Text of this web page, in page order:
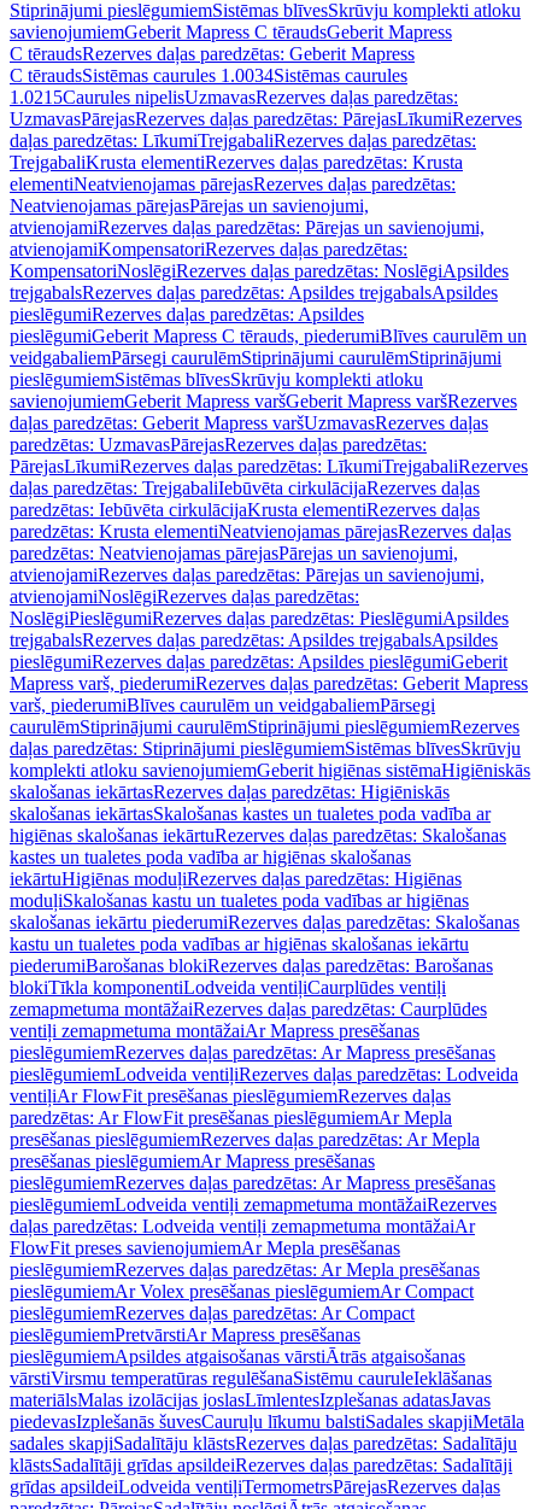
Stiprinājumi pieslēgumiemSistēmas blīvesSkrūvju komplekti atloku
savienojumiemGeberit Mapress C tēraudsGeberit Mapress
C tēraudsRezerves daļas paredzētas: Geberit Mapress
C tēraudsSistēmas caurules 1.0034Sistēmas caurules
1.0215Caurules nipelisUzmavasRezerves daļas paredzētas:
UzmavasPārejasRezerves daļas paredzētas: PārejasLīkumiRezerves
daļas paredzētas: LīkumiTrejgabaliRezerves daļas paredzētas:
TrejgabaliKrusta elementiRezerves daļas paredzētas: Krusta
elementiNeatvienojamas pārejasRezerves daļas paredzētas:
Neatvienojamas pārejasPārejas un savienojumi,
atvienojamiRezerves daļas paredzētas: Pārejas un savienojumi,
atvienojamiKompensatoriRezerves daļas paredzētas:
KompensatoriNoslēgiRezerves daļas paredzētas: NoslēgiApsildes
trejgabalsRezerves daļas paredzētas: Apsildes trejgabalsApsildes
pieslēgumiRezerves daļas paredzētas: Apsildes
pieslēgumiGeberit Mapress C tērauds, piederumiBlīves caurulēm un
veidgabaliemPārsegi caurulēmStiprinājumi caurulēmStiprinājumi
pieslēgumiemSistēmas blīvesSkrūvju komplekti atloku
savienojumiemGeberit Mapress varšGeberit Mapress varšRezerves
daļas paredzētas: Geberit Mapress varšUzmavasRezerves daļas
paredzētas: UzmavasPārejasRezerves daļas paredzētas:
PārejasLīkumiRezerves daļas paredzētas: LīkumiTrejgabaliRezerves
daļas paredzētas: TrejgabaliIebūvēta cirkulācijaRezerves daļas
paredzētas: Iebūvēta cirkulācijaKrusta elementiRezerves daļas
paredzētas: Krusta elementiNeatvienojamas pārejasRezerves daļas
paredzētas: Neatvienojamas pārejasPārejas un savienojumi,
atvienojamiRezerves daļas paredzētas: Pārejas un savienojumi,
atvienojamiNoslēgiRezerves daļas paredzētas:
NoslēgiPieslēgumiRezerves daļas paredzētas: PieslēgumiApsildes
trejgabalsRezerves daļas paredzētas: Apsildes trejgabalsApsildes
pieslēgumiRezerves daļas paredzētas: Apsildes pieslēgumiGeberit
Mapress varš, piederumiRezerves daļas paredzētas: Geberit Mapress
varš, piederumiBlīves caurulēm un veidgabaliemPārsegi
caurulēmStiprinājumi caurulēmStiprinājumi pieslēgumiemRezerves
daļas paredzētas: Stiprinājumi pieslēgumiemSistēmas blīvesSkrūvju
komplekti atloku savienojumiemGeberit higiēnas sistēmaHigiēniskās
skalošanas iekārtasRezerves daļas paredzētas: Higiēniskās
skalošanas iekārtasSkalošanas kastes un tualetes poda vadība ar
higiēnas skalošanas iekārtuRezerves daļas paredzētas: Skalošanas
kastes un tualetes poda vadība ar higiēnas skalošanas
iekārtuHigiēnas moduļiRezerves daļas paredzētas: Higiēnas
moduļiSkalošanas kastu un tualetes poda vadības ar higiēnas
skalošanas iekārtu piederumiRezerves daļas paredzētas: Skalošanas
kastu un tualetes poda vadības ar higiēnas skalošanas iekārtu
piederumiBarošanas blokiRezerves daļas paredzētas: Barošanas
blokiTīkla komponentiLodveida ventiļiCaurplūdes ventiļi
zemapmetuma montāžaiRezerves daļas paredzētas: Caurplūdes
ventiļi zemapmetuma montāžaiAr Mapress presēšanas
pieslēgumiemRezerves daļas paredzētas: Ar Mapress presēšanas
pieslēgumiemLodveida ventiļiRezerves daļas paredzētas: Lodveida
ventiļiAr FlowFit presēšanas pieslēgumiemRezerves daļas
paredzētas: Ar FlowFit presēšanas pieslēgumiemAr Mepla
presēšanas pieslēgumiemRezerves daļas paredzētas: Ar Mepla
presēšanas pieslēgumiemAr Mapress presēšanas
pieslēgumiemRezerves daļas paredzētas: Ar Mapress presēšanas
pieslēgumiemLodveida ventiļi zemapmetuma montāžaiRezerves
daļas paredzētas: Lodveida ventiļi zemapmetuma montāžaiAr
FlowFit preses savienojumiemAr Mepla presēšanas
pieslēgumiemRezerves daļas paredzētas: Ar Mepla presēšanas
pieslēgumiemAr Volex presēšanas pieslēgumiemAr Compact
pieslēgumiemRezerves daļas paredzētas: Ar Compact
pieslēgumiemPretvārstiAr Mapress presēšanas
pieslēgumiemApsildes atgaisošanas vārstiĀtrās atgaisošanas
vārstiVirsmu temperatūras regulēšanaSistēmu cauruleIeklāšanas
materiālsMalas izolācijas joslasLīmlentesIzplešanas adatasJavas
piedevasIzplešanās šuvesCauruļu līkumu balstiSadales skapjiMetāla
sadales skapjiSadalītāju klāstsRezerves daļas paredzētas: Sadalītāju
klāstsSadalītāji grīdas apsildeiRezerves daļas paredzētas: Sadalītāji
grīdas apsildeiLodveida ventiļiTermometrsPārejasRezerves daļas